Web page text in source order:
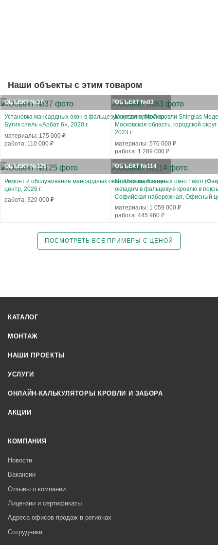
Наши объекты с этим товаром
ОБЪЕКТ №37
Установка мансардных окон в фальцевую кровлю, Москва,
Бутик отель «Арбат 6», 2020 г.
материалы: 175 000 ₽
работа: 110 000 ₽
ОБЪЕКТ №83
Монтаж мягкой кровли Shinglas
Московская область, городской
2023 г.
материалы: 570 000 ₽
работа: 1 289 000 ₽
ОБЪЕКТ №125
Ремонт и обслуживание мансардных окон, Москва, бизнес
центр, 2026 г.
работа: 320 000 ₽
ОБЪЕКТ №114
Монтаж мансардных окно Fakro
окладом в фальцевую кровлю в
Софийская набережная, Офисный
материалы: 1 059 000 ₽
работа: 445 960 ₽
ПОСМОТРЕТЬ ВСЕ ПРИМЕРЫ С ЦЕНОЙ
КАТАЛОГ
МОНТАЖ
НАШИ ПРОЕКТЫ
УСЛУГИ
ОНЛАЙН-КАЛЬКУЛЯТОРЫ КРОВЛИ И ЗАБОРА
АКЦИИ
КОМПАНИЯ
Новости
Вакансии
Отзывы о компании
Лицензии и сертификаты
Адреса офисов продаж в регионах
Сотрудники